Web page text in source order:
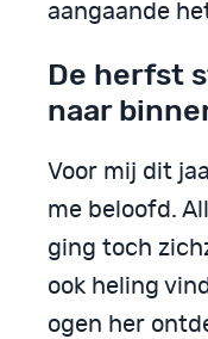
aangaande
De herfst
naar
Voor mij dit
me beloofd.
ging toch
ook heling
ogen her